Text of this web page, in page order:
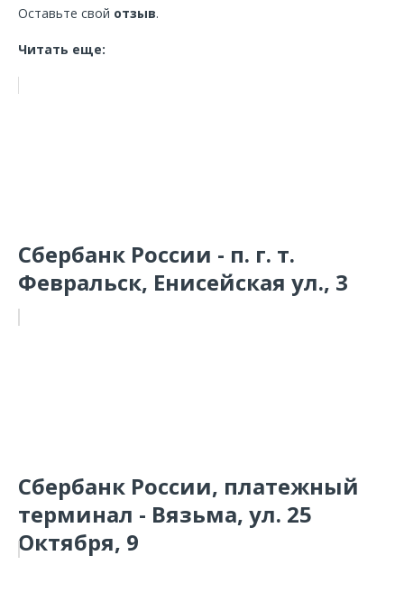
Оставьте свой отзыв.
Читать еще:
Сбербанк России - п. г. т.
Февральск, Енисейская ул., 3
Сбербанк России, платежный
терминал - Вязьма, ул. 25
Октября, 9